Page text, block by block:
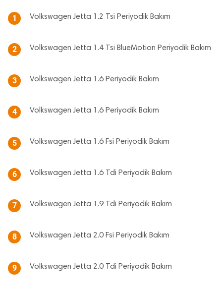
1 Volkswagen Jetta 1.2 Tsi Periyodik Bakım
2 Volkswagen Jetta 1.4 Tsi BlueMotion Periyodik Bakım
3 Volkswagen Jetta 1.6 Periyodik Bakım
4 Volkswagen Jetta 1.6 Periyodik Bakım
5 Volkswagen Jetta 1.6 Fsi Periyodik Bakım
6 Volkswagen Jetta 1.6 Tdi Periyodik Bakım
7 Volkswagen Jetta 1.9 Tdi Periyodik Bakım
8 Volkswagen Jetta 2.0 Fsi Periyodik Bakım
9 Volkswagen Jetta 2.0 Tdi Periyodik Bakım